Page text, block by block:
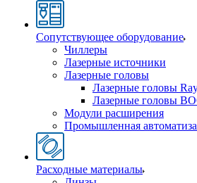
Сопутствующее оборудование
Чиллеры
Лазерные источники
Лазерные головы
Лазерные головы
Лазерные головы
Модули расширения
Промышленная
Расходные материалы